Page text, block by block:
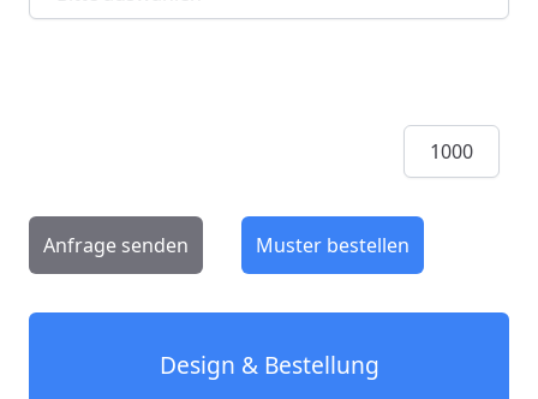
Menge
Anfrage senden Muster bestellen
Design & Bestellung